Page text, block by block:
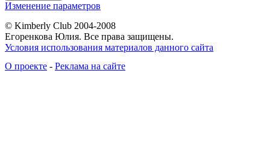
Изменение параметров
© Kimberly Club 2004-2008
Егоренкова Юлия. Все права защищены.
Условия использования материалов данного сайта
О проекте - Реклама на сайте